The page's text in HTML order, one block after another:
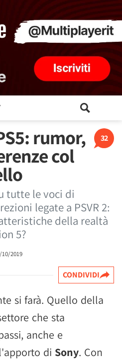
32
rumor,
col
tutte le voci di
legate a PSVR 2:
della realtà
5?
10/2019
CONDIVIDI
si farà. Quello della
che sta
anche e
di Sony. Con